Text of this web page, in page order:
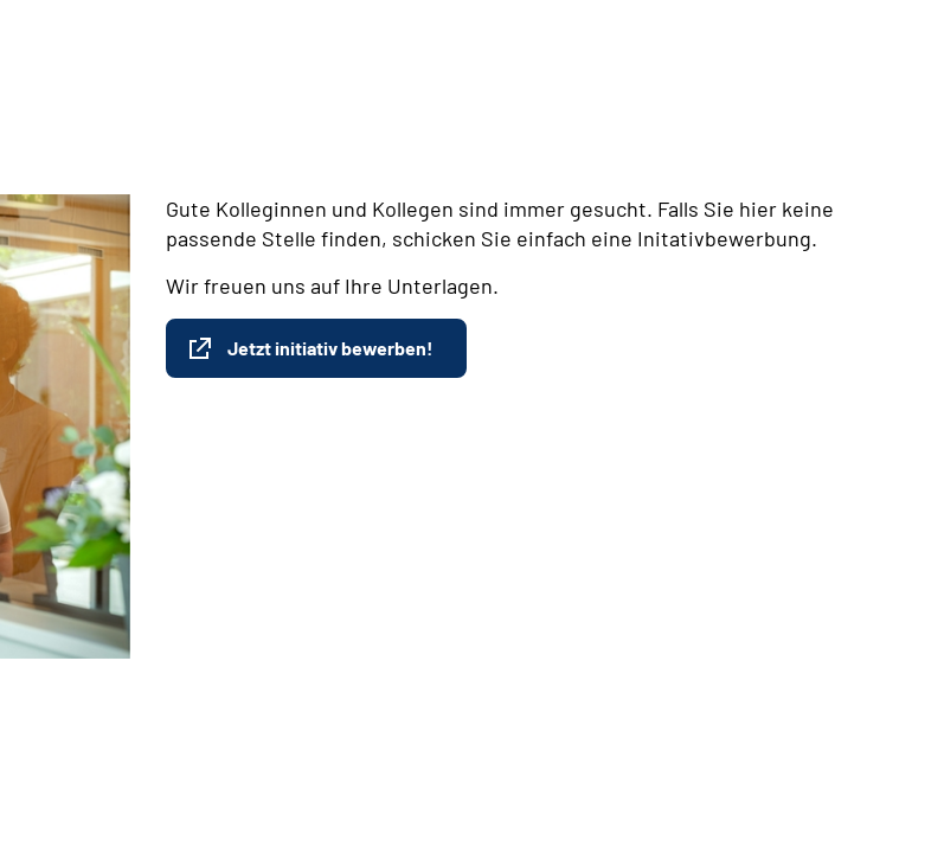
Gute Kolleginnen und Kollegen sind immer gesucht. Falls Sie hier keine
passende Stelle finden, schicken Sie einfach eine Initativbewerbung.
Wir freuen uns auf Ihre Unterlagen.
Jetzt initiativ bewerben!